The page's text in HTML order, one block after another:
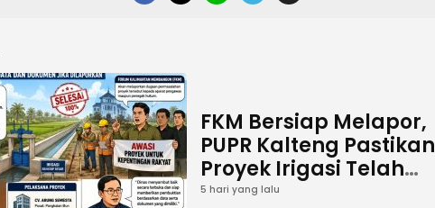
FKM Bersiap Melapor,
PUPR Kalteng Pastikan
Proyek Irigasi Telah
Tuntas
5 hari yang lalu